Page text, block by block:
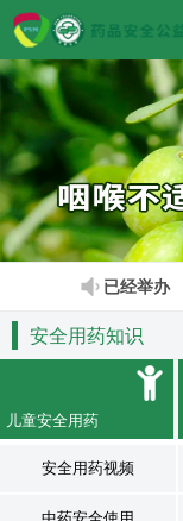
已经举办
安全用药知识
儿童安全用药
安全用药视频